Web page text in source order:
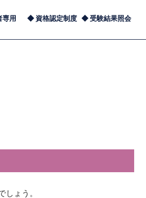
専用 資格認定制度 受験結果照会
しょう。